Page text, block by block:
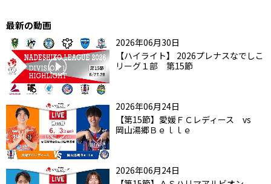
最新の動画
2026年06月30日
【ハイライト】 2026プレナスなでしこ
リーグ１部 第15節
2026年06月24日
【第15節】愛媛ＦＣレディース vs
岡山湯郷Ｂｅｌｌｅ
2026年06月24日